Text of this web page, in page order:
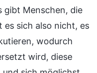
gibt Menschen, die
sich also nicht, es
wodurch
wird, diese